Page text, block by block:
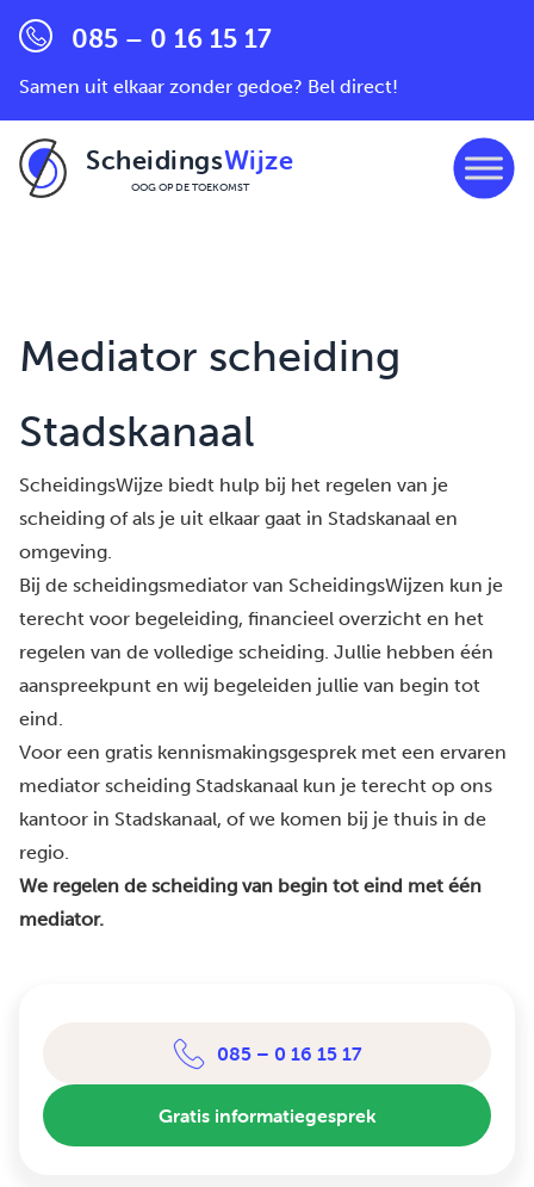
085 – 0 16 15 17
Samen uit elkaar zonder gedoe? Bel direct!
ScheidingsWijze
OOG OP DE TOEKOMST
Mediator scheiding
Stadskanaal
ScheidingsWijze biedt hulp bij het regelen van je
scheiding of als je uit elkaar gaat in Stadskanaal en
omgeving.
Bij de scheidingsmediator van ScheidingsWijzen kun je
terecht voor begeleiding, financieel overzicht en het
regelen van de volledige scheiding. Jullie hebben één
aanspreekpunt en wij begeleiden jullie van begin tot
eind.
Voor een gratis kennismakingsgesprek met een ervaren
mediator scheiding Stadskanaal kun je terecht op ons
kantoor in Stadskanaal, of we komen bij je thuis in de
regio.
We regelen de scheiding van begin tot eind met één
mediator.
085 – 0 16 15 17
Gratis informatiegesprek